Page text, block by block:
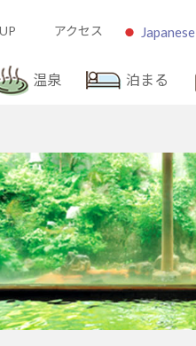
アクセス Japanese
温泉 泊まる